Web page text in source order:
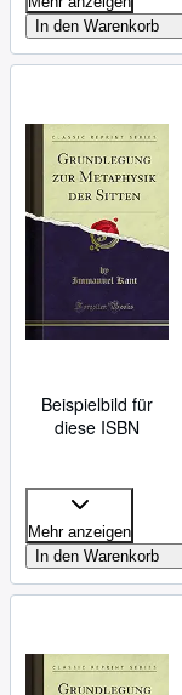
In den Warenkorb
Beispielbild für
diese ISBN
Mehr anzeigen
In den Warenkorb